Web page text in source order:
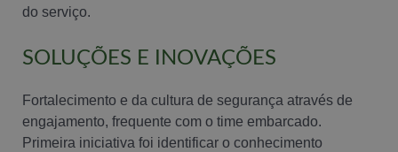
do serviço.
SOLUÇÕES E INOVAÇÕES
Fortalecimento e da cultura de segurança através de
engajamento, frequente com o time embarcado.
Primeira iniciativa foi identificar o conhecimento